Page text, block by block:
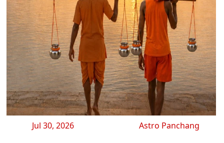
Jul 30, 2026 Astro Panchang